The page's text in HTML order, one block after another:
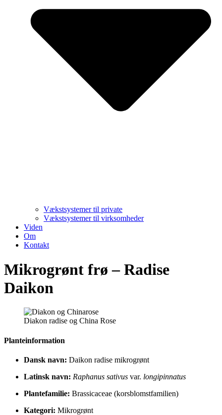
Vækstsystemer til private
Vækstsystemer til virksomheder
Viden
Om
Kontakt
Mikrogrønt frø – Radise
Daikon
Diakon radise og China Rose
Planteinformation
Dansk navn: Daikon radise mikrogrønt
Latinsk navn: Raphanus sativus var. longipinnatus
Plantefamilie: Brassicaceae (korsblomstfamilien)
Kategori: Mikrogrønt